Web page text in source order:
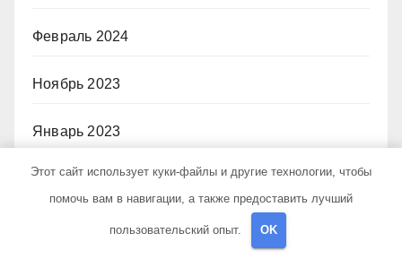
Февраль 2024
Ноябрь 2023
Январь 2023
Апрель 2022
Этот сайт использует куки-файлы и другие технологии, чтобы
помочь вам в навигации, а также предоставить лучший
пользовательский опыт. OK